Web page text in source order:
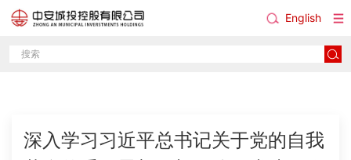
English
深入学习习近平总书记关于党的自我